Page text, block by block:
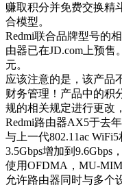
赚取积分并免费交换精
合模型。
Redmi联合品牌型号的
由器已在JD.com上预售
元。
应该注意的是，该产品
财务管理！产品中的积
规的相关规定进行更改
Redmi路由器AX5于去
与上一代802.11ac
3.5Gbps增加到9.6Gbps
使用OFDMA，MU-
允许路由器同时与多个